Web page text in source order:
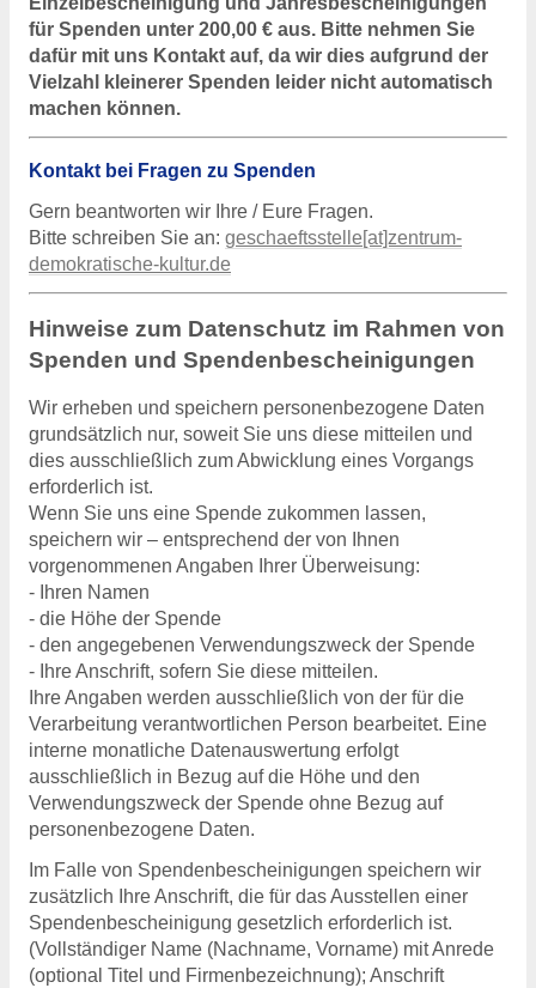
für Spenden unter 200,00 € aus. Bitte nehmen Sie
dafür mit uns Kontakt auf, da wir dies aufgrund der
Vielzahl kleinerer Spenden leider nicht automatisch
machen können.
Kontakt bei Fragen zu Spenden
Gern beantworten wir Ihre / Eure Fragen.
Bitte schreiben Sie an: geschaeftsstelle[at]zentrum-
demokratische-kultur.de
Hinweise zum Datenschutz im Rahmen von
Spenden und Spendenbescheinigungen
Wir erheben und speichern personenbezogene Daten
grundsätzlich nur, soweit Sie uns diese mitteilen und
dies ausschließlich zum Abwicklung eines Vorgangs
erforderlich ist.
Wenn Sie uns eine Spende zukommen lassen,
speichern wir – entsprechend der von Ihnen
vorgenommenen Angaben Ihrer Überweisung:
- Ihren Namen
- die Höhe der Spende
- den angegebenen Verwendungszweck der Spende
- Ihre Anschrift, sofern Sie diese mitteilen.
Ihre Angaben werden ausschließlich von der für die
Verarbeitung verantwortlichen Person bearbeitet. Eine
interne monatliche Datenauswertung erfolgt
ausschließlich in Bezug auf die Höhe und den
Verwendungszweck der Spende ohne Bezug auf
personenbezogene Daten.
Im Falle von Spendenbescheinigungen speichern wir
zusätzlich Ihre Anschrift, die für das Ausstellen einer
Spendenbescheinigung gesetzlich erforderlich ist.
(Vollständiger Name (Nachname, Vorname) mit Anrede
(optional Titel und Firmenbezeichnung); Anschrift